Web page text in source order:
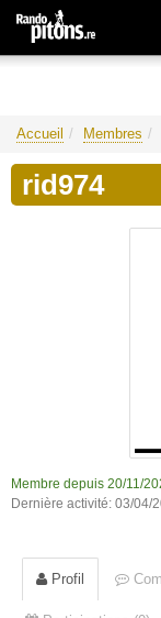
Accueil Membres
rid974
Membre depuis 20/11/
Dernière activité: 03/04/
Profil